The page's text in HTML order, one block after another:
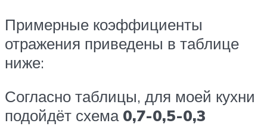
Примерные коэффициенты
отражения приведены в таблице
ниже:
Согласно таблицы, для моей кухни
подойдёт схема 0,7-0,5-0,3